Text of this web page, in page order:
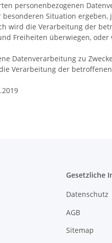
personenbezogenen
besonderen Situation
wird die Verarbeitung der
Freiheiten überwiegen,
Datenverarbeitung zu
Verarbeitung der
Gesetzliche
Datenschutz
AGB
Sitemap